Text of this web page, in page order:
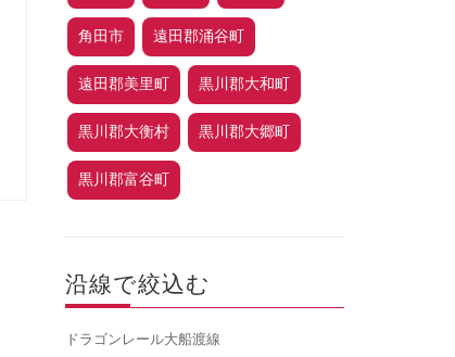
角田市 遠田郡涌谷町
遠田郡美里町 黒川郡大和町
黒川郡大衡村 黒川郡大郷町
黒川郡富谷町
沿線で絞込む
ドラゴンレール大船渡線